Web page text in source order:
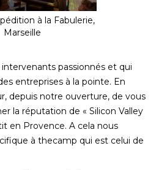
à la Fabulerie,
Marseille
passionnés et qui
entreprises à la pointe. En
depuis notre ouverture, de vous
la réputation de « Silicon Valley
en Provence. A cela nous
à thecamp qui est celui de